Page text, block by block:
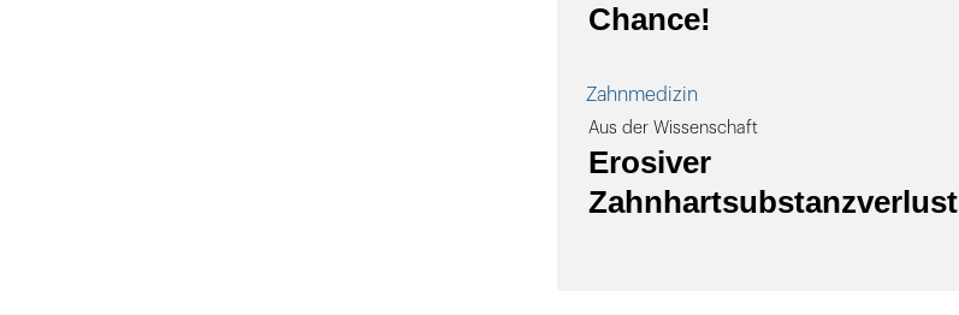
Chance!
Zahnmedizin
Aus der Wissenschaft
Erosiver
Zahnhartsubstanzverlust